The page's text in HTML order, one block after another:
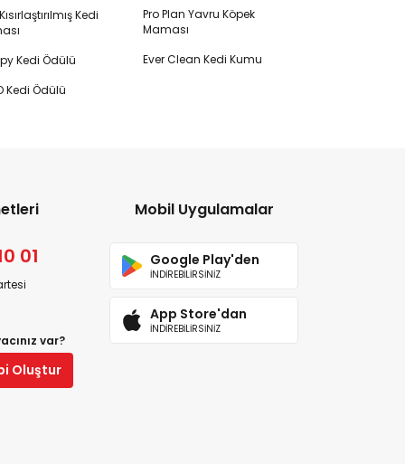
Kedi
Kedi Ödülü
Kedi Ödülü
Pro Plan Yavru Köpek
Maması
Ever Clean Kedi Kumu
01
var?
Oluştur
Mobil Uygulamalar
Google Play'den
İNDİREBİLİRSİNİZ
App Store'dan
İNDİREBİLİRSİNİZ